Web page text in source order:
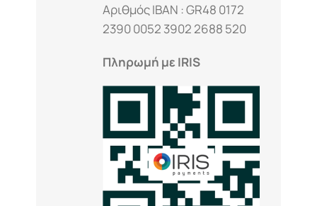
Αριθμός IBAN : GR48 0172
2390 0052 3902 2688 520
Πληρωμή με IRIS